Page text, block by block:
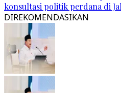
konsultasi politik perdana di
DIREKOMENDASIKAN